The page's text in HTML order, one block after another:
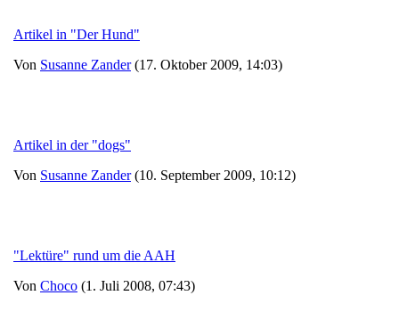
Artikel in "Der Hund"
Von Susanne Zander(17. Oktober 2009, 14:03)
Artikel in der "dogs"
Von Susanne Zander(10. September 2009, 10:12)
"Lektüre" rund um die AAH
Von Choco (1. Juli 2008, 07:43)